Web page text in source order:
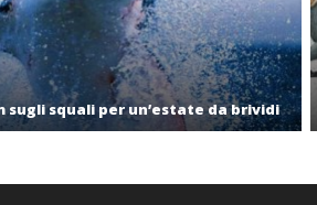
sugli squali per un’estate da brividi